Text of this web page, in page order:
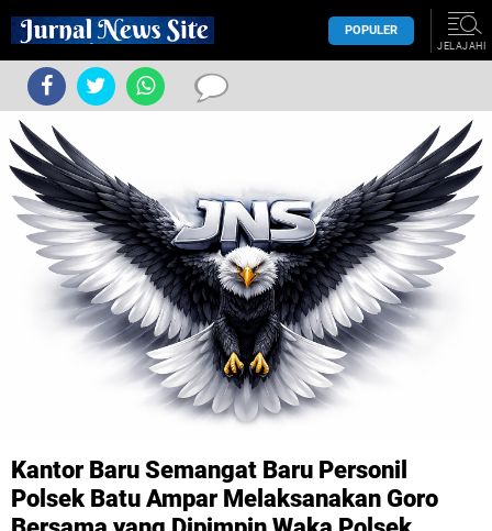
POPULER
JELAJAHI
Kantor Baru Semangat Baru Personil
Polsek Batu Ampar Melaksanakan Goro